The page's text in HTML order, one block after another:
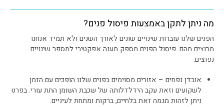
מה ניתן לתקן באמצעות פיסול פנים?
הפנים שלנו עוברות שינויים שונים לאורך השנים ולא תמיד אנחנו
מרוצים מהם. פיסול הפנים מספק מענה אפקטיבי למספר שינויים
נפוצים.
אובדן נפחים – אזורים מסוימים בפנים שלנו הופכים עם הזמן
לשקועים וזאת עקב הידלדלותה של שכבת השומן התת עורי. בפרט
ניתן לזהות מגמה זאת בלחיים, ברקות ומתחת לעיניים.